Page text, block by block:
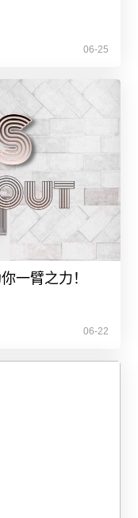
06-25
一臂之力！
06-22